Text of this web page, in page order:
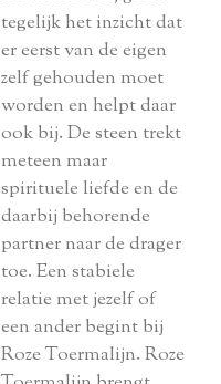
tegelijk het inzicht dat
er eerst van de eigen
zelf gehouden moet
worden en helpt daar
ook bij. De steen trekt
meteen maar
spirituele liefde en de
daarbij behorende
partner naar de drager
toe. Een stabiele
relatie met jezelf of
een ander begint bij
Roze Toermalijn. Roze